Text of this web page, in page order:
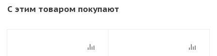
С этим товаром покупают